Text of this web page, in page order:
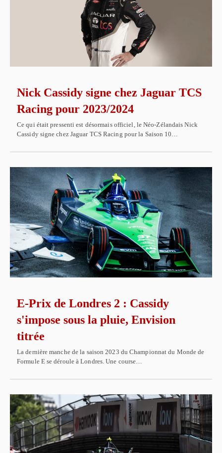
Nick Cassidy signe chez Jaguar TCS
Racing pour 2023/2024
Ce qui était pressenti est désormais officiel, le Néo-Zélandais Nick
Cassidy signe chez Jaguar TCS Racing pour la Saison 10…
E-Prix de Londres 2 : Cassidy
s'impose sous la pluie, Envision
titrée
La dernière manche de la saison 2023 du Championnat du Monde de
Formule E se déroule à Londres. Une course…